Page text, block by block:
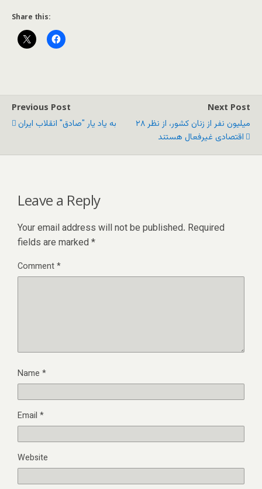
Share this:
Previous Post
به یاد یار "صادق" انقلاب ایران
Next Post
۲۸ میلیون نفر از زنان کشور، از نظر
اقتصادی غیرفعال هستند
Leave a Reply
Your email address will not be published. Required
fields are marked *
Comment*
Name *
Email *
Website